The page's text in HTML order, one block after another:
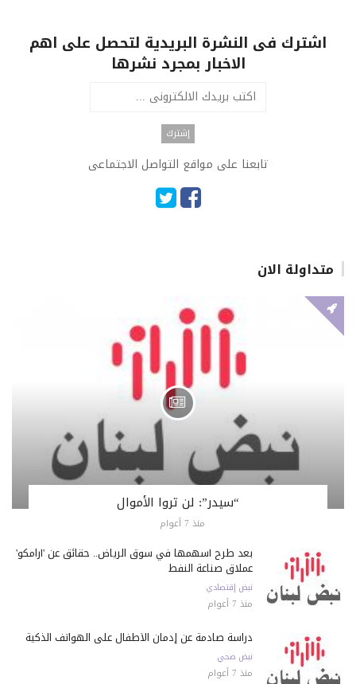
اشترك فى النشرة البريدية لتحصل على اهم
الاخبار بمجرد نشرها
تابعنا على مواقع التواصل الاجتماعى
متداولة الان
“سيدر”: لن تروا الأموال
منذ 7 أعوام
بعد طرح أسهمها في سوق الرياض.. حقائق عن 'أرامكو'
عملاق صناعة النفط
نبض إقتصادي
منذ 7 أعوام
دراسة صادمة عن إدمان الأطفال على الهواتف الذكية
نبض صحي
منذ 7 أعوام